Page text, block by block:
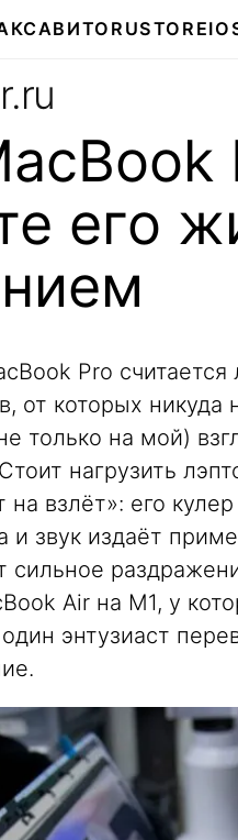
АВИТО RUSTORE
его
Pro
от которых
только на мой)
нагрузить
взлёт»: его
и звук издаёт
сильное
Air на M1, у
энтузиаст